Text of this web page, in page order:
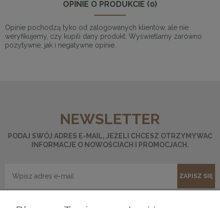
OPINIE O PRODUKCIE (0)
Opinie pochodzą tyko od zalogowanych klientów, ale nie
weryfikujemy, czy kupili dany produkt. Wyświetlamy zarówno
pozytywne, jak i negatywne opinie.
NEWSLETTER
PODAJ SWÓJ ADRES E-MAIL, JEŻELI CHCESZ OTRZYMYWAĆ
INFORMACJE O NOWOŚCIACH I PROMOCJACH.
ZAPISZ SIĘ